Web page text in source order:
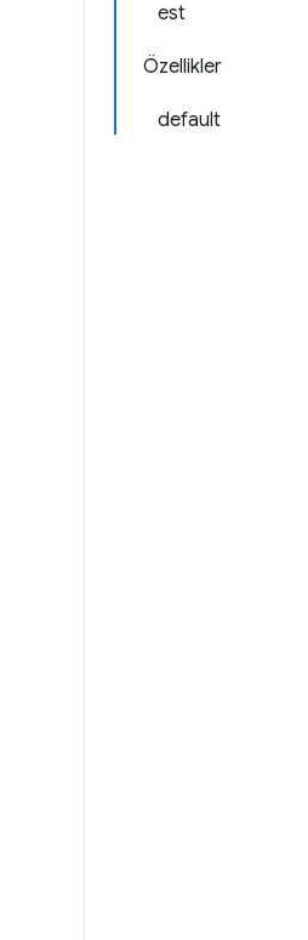
est
Özellikler
default